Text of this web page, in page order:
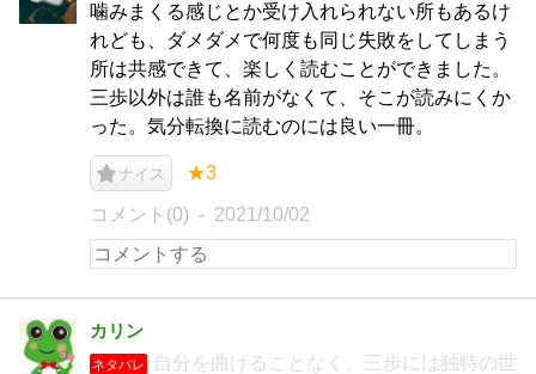
噛みまくる感じとか受け入れられない所もあるけ
れども、ダメダメで何度も同じ失敗をしてしまう
所は共感できて、楽しく読むことができました。
三歩以外は誰も名前がなくて、そこが読みにくか
った。気分転換に読むのには良い一冊。
ナイス ★3
コメント(0) 2021/10/02
カリン
ネタバレ
自分を曲げることなく、三歩には独特の世